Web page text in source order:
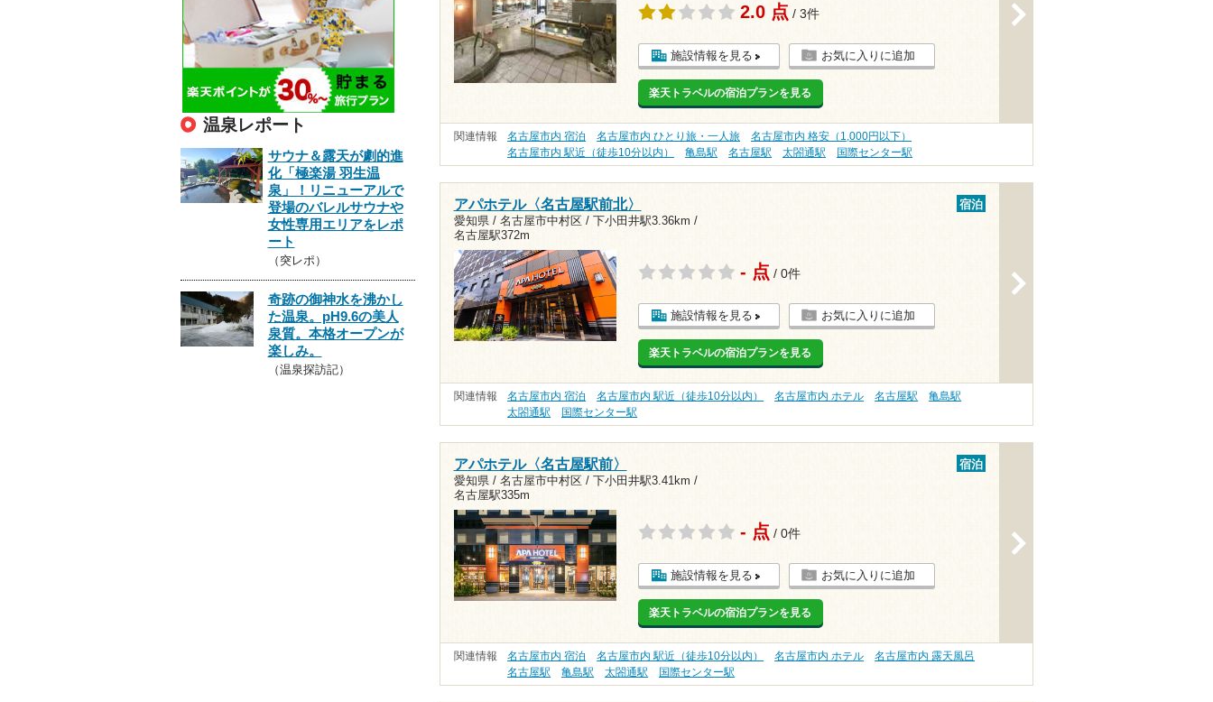
2.0 点 / 3件
施設情報を見る お気に入りに追加
楽天トラベルの宿泊プランを見る
関連情報 名古屋市内 宿泊 名古屋市内 ひとり旅・一人旅
名古屋市内 格安（1,000円以下）
名古屋市内 駅近（徒歩10分以内）
亀島駅 名古屋駅 太閤通駅 国際センター駅
アパホテル〈名古屋駅前北〉
愛知県 / 名古屋市中村区 / 下小田井駅3.36km /
名古屋駅372m
宿泊
- 点 / 0件
施設情報を見る お気に入りに追加
楽天トラベルの宿泊プランを見る
関連情報 名古屋市内 宿泊 名古屋市内 駅近（徒歩10分以内） 名古屋市内 ホテル 名古屋駅
亀島駅
太閤通駅
国際センター駅
アパホテル〈名古屋駅前〉
愛知県 / 名古屋市中村区 / 下小田井駅3.41km /
名古屋駅335m
宿泊
- 点 / 0件
施設情報を見る お気に入りに追加
楽天トラベルの宿泊プランを見る
関連情報 名古屋市内 宿泊 名古屋市内 駅近（徒歩10分以内） 名古屋市内 ホテル
名古屋市内 露天風呂
名古屋駅
亀島駅 太閤通駅 国際センター駅
温泉レポート
サウナ＆露天が劇的進
化「極楽湯 羽生温
泉」！リニューアルで
登場のバレルサウナや
女性専用エリアをレポ
ート
（突レポ）
奇跡の御神水を沸かし
た温泉。pH9.6の美人
泉質。本格オープンが
楽しみ。
（温泉探訪記）